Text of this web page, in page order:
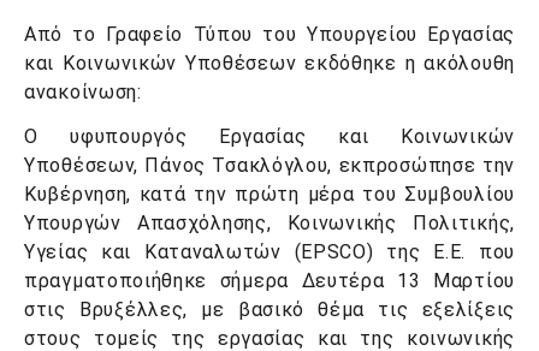
Από το Γραφείο Τύπου του Υπουργείου Εργασίας
και Κοινωνικών Υποθέσεων εκδόθηκε η ακόλουθη
ανακοίνωση:
O υφυπουργός Εργασίας και Κοινωνικών
Υποθέσεων, Πάνος Τσακλόγλου, εκπροσώπησε την
Κυβέρνηση, κατά την πρώτη μέρα του Συμβουλίου
Υπουργών Απασχόλησης, Κοινωνικής Πολιτικής,
Υγείας και Καταναλωτών (EPSCO) της Ε.Ε. που
πραγματοποιήθηκε σήμερα Δευτέρα 13 Μαρτίου
στις Βρυξέλλες, με βασικό θέμα τις εξελίξεις
στους τομείς της εργασίας και της κοινωνικής